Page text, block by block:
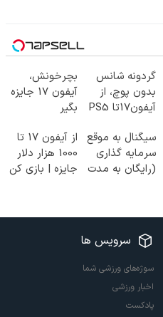
گردونه شانس
بدون پوچ، از
آیفون17تا PS5
و دلار🔥
بچرخونش،
آیفون 17 جایزه
بگیر
سیگنال به موقع
سرمایه گذاری
(رایگان به مدت
از آیفون 17 تا
1000 هزار دلار
جایزه | بازی کن
سرویس ها
سوژه‌های ورزشی شما
اخبار ورزشی
پادکست